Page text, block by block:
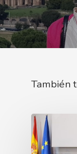
También